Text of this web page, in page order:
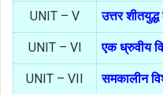
UNIT – V उत्तर
UNIT – VI एक ध्रुवीय
UNIT – VII समकालीन